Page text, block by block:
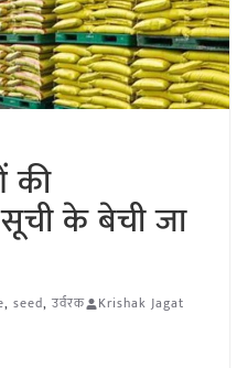
की
के बेची जा
, seed, उर्वरक Krishak Jagat